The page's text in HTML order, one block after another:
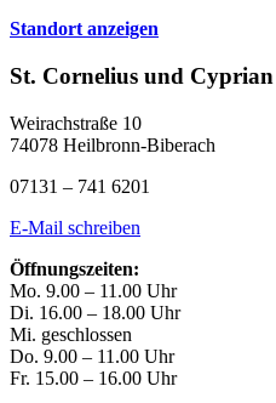
Standort anzeigen
St. Cornelius und Cyprian
Weirachstraße 10
74078 Heilbronn-Biberach
07131 – 741 6201
E-Mail schreiben
Öffnungszeiten:
Mo. 9.00 – 11.00 Uhr
Di. 16.00 – 18.00 Uhr
Mi. geschlossen
Do. 9.00 – 11.00 Uhr
Fr. 15.00 – 16.00 Uhr